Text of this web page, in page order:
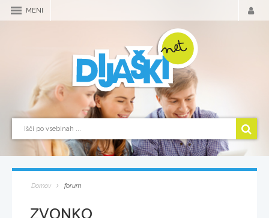
MENI
Domov forum